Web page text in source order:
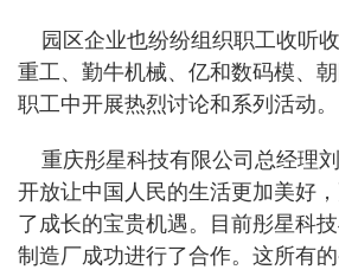
园区企业也纷纷组织职工收听
重工、勤牛机械、亿和数码模、
职工中开展热烈讨论和系列活动。
重庆彤星科技有限公司总经理
开放让中国人民的生活更加美好
了成长的宝贵机遇。目前彤星科
制造厂成功进行了合作。这所有